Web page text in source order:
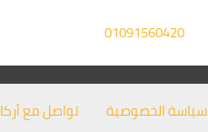
01091560420
سياسة الخصوصية تواصل مع